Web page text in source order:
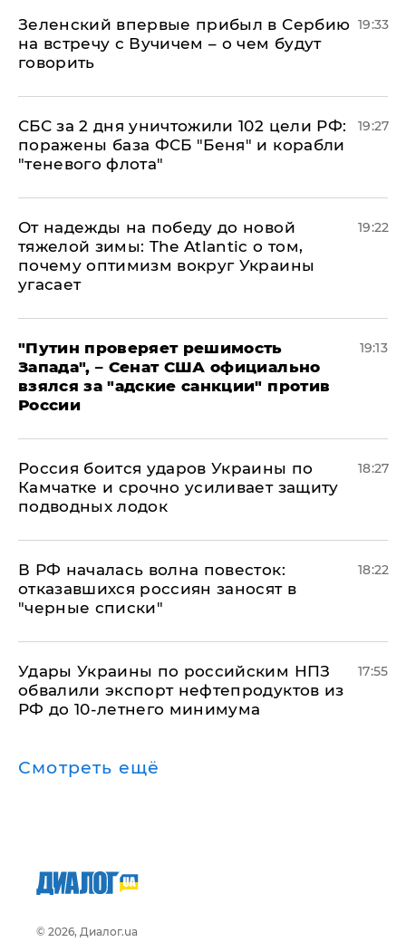
Зеленский впервые прибыл в Сербию
на встречу с Вучичем – о чем будут
говорить
19:33
СБС за 2 дня уничтожили 102 цели РФ:
поражены база ФСБ "Беня" и корабли
"теневого флота"
19:27
От надежды на победу до новой
тяжелой зимы: The Atlantic о том,
почему оптимизм вокруг Украины
угасает
19:22
"Путин проверяет решимость
Запада", – Сенат США официально
взялся за "адские санкции" против
России
19:13
Россия боится ударов Украины по
Камчатке и срочно усиливает защиту
подводных лодок
18:27
​В РФ началась волна повесток:
отказавшихся россиян заносят в
"черные списки"
18:22
Удары Украины по российским НПЗ
обвалили экспорт нефтепродуктов из
РФ до 10-летнего минимума
17:55
Смотреть ещё
© 2026, Диалог.ua